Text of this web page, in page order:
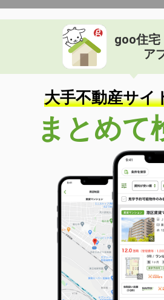
goo住宅
ア
大手不動産サイ
まとめて